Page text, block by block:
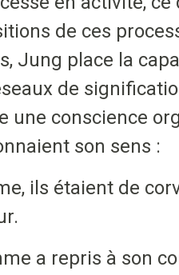
de ces
Jung place la
de
conscience
son sens :
ils étaient de
a repris à son